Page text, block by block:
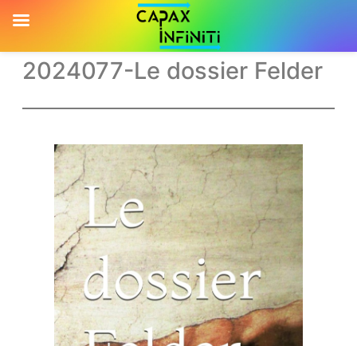
Aller
au
contenu
2024077-Le dossier Felder